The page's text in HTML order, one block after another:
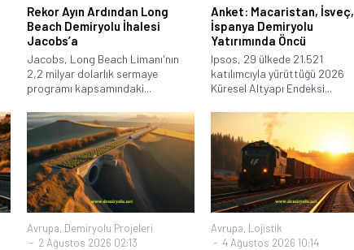
Rekor Ayın Ardından Long
Beach Demiryolu İhalesi
Jacobs’a
Jacobs, Long Beach Limanı'nın
2,2 milyar dolarlık sermaye
programı kapsamındaki...
Anket: Macaristan, İsveç,
İspanya Demiryolu
Yatırımında Öncü
Ipsos, 29 ülkede 21.521
katılımcıyla yürüttüğü 2026
Küresel Altyapı Endeksi...
Avrupa, Demiryolu Projeleri
2 Ağustos 2026 02:13
Avrupa, Lojistik
4 Ağustos 2026 10:14